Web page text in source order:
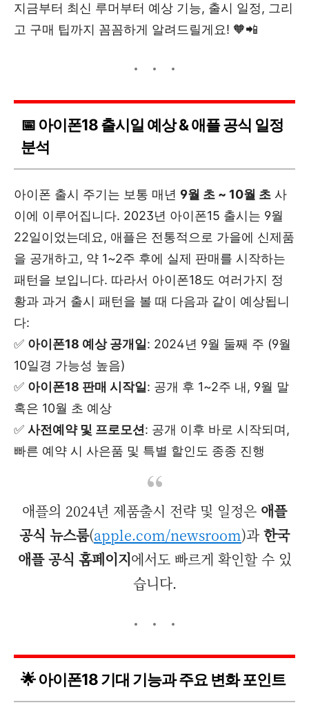
지금부터 최신 루머부터 예상 기능, 출시 일정, 그리
고 구매 팁까지 꼼꼼하게 알려드릴게요! 🧡📲
📅 아이폰18 출시일 예상 & 애플 공식 일정
분석
아이폰 출시 주기는 보통 매년 9월 초 ~ 10월 초 사
이에 이루어집니다. 2023년 아이폰15 출시는 9월
22일이었는데요, 애플은 전통적으로 가을에 신제품
을 공개하고, 약 1~2주 후에 실제 판매를 시작하는
패턴을 보입니다. 따라서 아이폰18도 여러가지 정
황과 과거 출시 패턴을 볼 때 다음과 같이 예상됩니
다:
✅ 아이폰18 예상 공개일: 2024년 9월 둘째 주 (9월
10일경 가능성 높음)
✅ 아이폰18 판매 시작일: 공개 후 1~2주 내, 9월 말
혹은 10월 초 예상
✅ 사전예약 및 프로모션: 공개 이후 바로 시작되며,
빠른 예약 시 사은품 및 특별 할인도 종종 진행
애플의 2024년 제품출시 전략 및 일정은 애플
공식 뉴스룸(apple.com/newsroom)과 한국
애플 공식 홈페이지에서도 빠르게 확인할 수 있
습니다.
🌟 아이폰18 기대 기능과 주요 변화 포인트